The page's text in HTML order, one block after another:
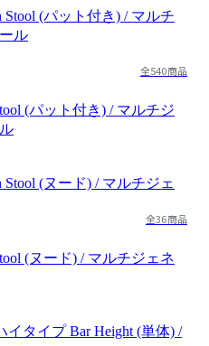
全540商品
(パット付き) / マルチジ
全36商品
(ヌード) / マルチジェネ